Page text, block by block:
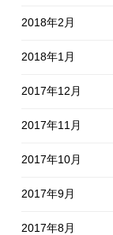
2018年2月
2018年1月
2017年12月
2017年11月
2017年10月
2017年9月
2017年8月